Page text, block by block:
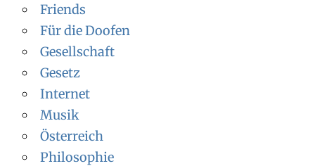
Friends
Für die Doofen
Gesellschaft
Gesetz
Internet
Musik
Österreich
Philosophie